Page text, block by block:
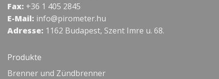
Fax: +36 1 405 2845
E-Mail: info@pirometer.hu
Adresse: 1162 Budapest, Szent Imre u. 68.
Produkte
Brenner und Zündbrenner